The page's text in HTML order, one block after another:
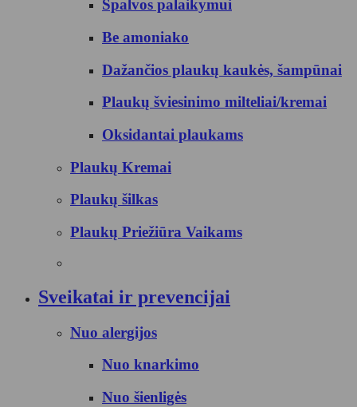
Spalvos palaikymui
Be amoniako
Dažančios plaukų kaukės, šampūnai
Plaukų šviesinimo milteliai/kremai
Oksidantai plaukams
Plaukų Kremai
Plaukų šilkas
Plaukų Priežiūra Vaikams
Sveikatai ir prevencijai
Nuo alergijos
Nuo knarkimo
Nuo šienligės